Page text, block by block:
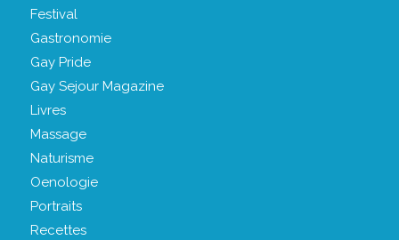
Festival
Gastronomie
Gay Pride
Gay Sejour Magazine
Livres
Massage
Naturisme
Oenologie
Portraits
Recettes